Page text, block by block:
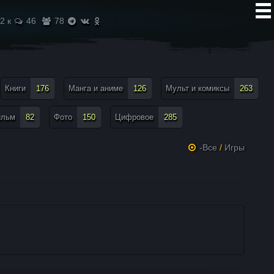
к 46 78
Книги 176 Манга и аниме 126 Мульт и комиксы 263
82 Фото 150 Цифровое 285
-Все / Игры